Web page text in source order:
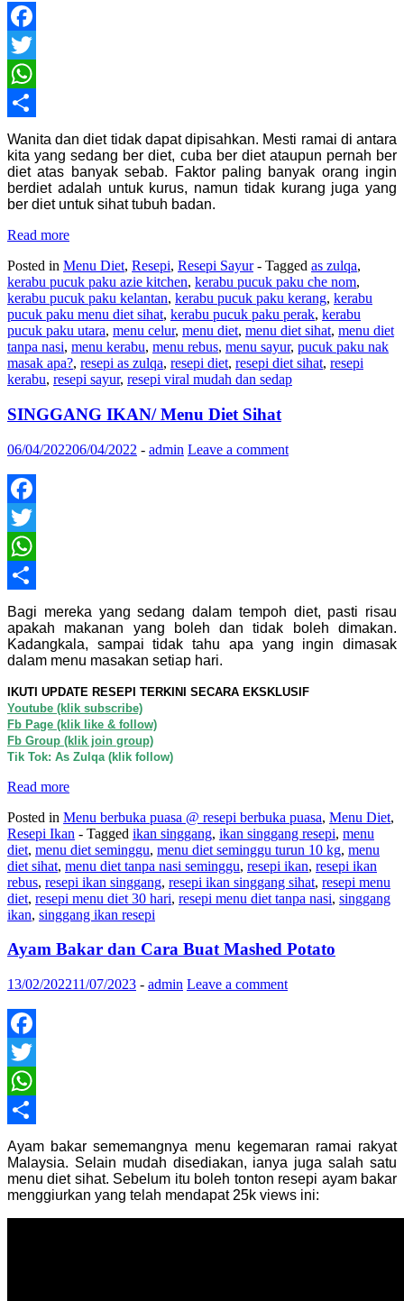
Facebook
Twitter
WhatsApp
Share
Wanita dan diet tidak dapat dipisahkan. Mesti ramai di antara
kita yang sedang ber diet, cuba ber diet ataupun pernah ber
diet atas banyak sebab. Faktor paling banyak orang ingin
berdiet adalah untuk kurus, namun tidak kurang juga yang
ber diet untuk sihat tubuh badan.
Read more
Posted in Menu Diet, Resepi, Resepi Sayur - Tagged as zulqa,
kerabu pucuk paku azie kitchen, kerabu pucuk paku che nom,
kerabu pucuk paku kelantan, kerabu pucuk paku kerang, kerabu
pucuk paku menu diet sihat, kerabu pucuk paku perak, kerabu
pucuk paku utara, menu celur, menu diet, menu diet sihat, menu diet
tanpa nasi, menu kerabu, menu rebus, menu sayur, pucuk paku nak
masak apa?, resepi as zulqa, resepi diet, resepi diet sihat, resepi
kerabu, resepi sayur, resepi viral mudah dan sedap
SINGGANG IKAN/ Menu Diet Sihat
06/04/202206/04/2022 - admin Leave a comment
Facebook
Twitter
WhatsApp
Share
Bagi mereka yang sedang dalam tempoh diet, pasti risau
apakah makanan yang boleh dan tidak boleh dimakan.
Kadangkala, sampai tidak tahu apa yang ingin dimasak
dalam menu masakan setiap hari.
IKUTI UPDATE RESEPI TERKINI SECARA EKSKLUSIF
Youtube (klik subscribe)
Fb Page (klik like & follow)
Fb Group (klik join group)
Tik Tok: As Zulqa (klik follow)
Read more
Posted in Menu berbuka puasa @ resepi berbuka puasa, Menu Diet,
Resepi Ikan - Tagged ikan singgang, ikan singgang resepi, menu
diet, menu diet seminggu, menu diet seminggu turun 10 kg, menu
diet sihat, menu diet tanpa nasi seminggu, resepi ikan, resepi ikan
rebus, resepi ikan singgang, resepi ikan singgang sihat, resepi menu
diet, resepi menu diet 30 hari, resepi menu diet tanpa nasi, singgang
ikan, singgang ikan resepi
Ayam Bakar dan Cara Buat Mashed Potato
13/02/202211/07/2023 - admin Leave a comment
Facebook
Twitter
WhatsApp
Share
Ayam bakar sememangnya menu kegemaran ramai rakyat
Malaysia. Selain mudah disediakan, ianya juga salah satu
menu diet sihat. Sebelum itu boleh tonton resepi ayam bakar
menggiurkan yang telah mendapat 25k views ini: